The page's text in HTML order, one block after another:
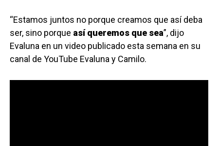
“Estamos juntos no porque creamos que así deba
ser, sino porque así queremos que sea”, dijo
Evaluna en un video publicado esta semana en su
canal de YouTube Evaluna y Camilo.